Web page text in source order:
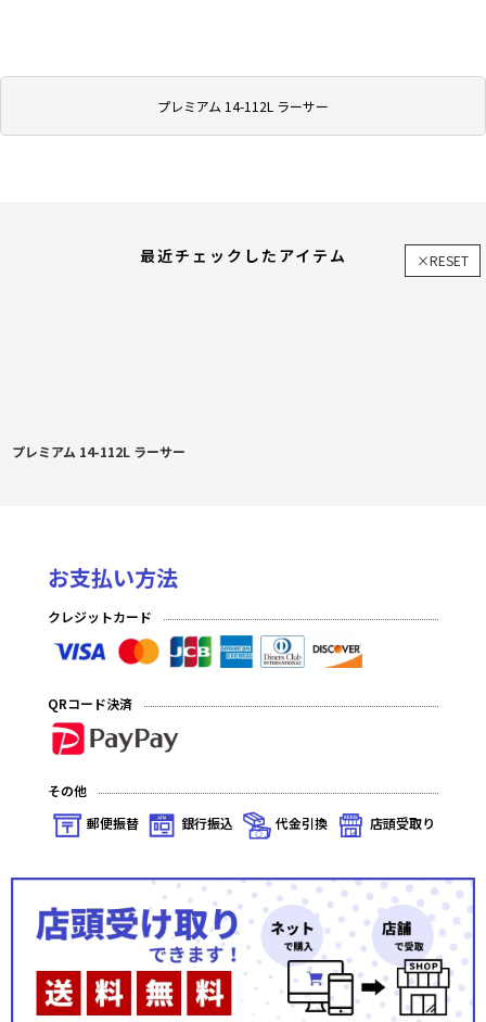
プレミアム 14-112L ラーサー
最近チェックしたアイテム ×RESET
プレミアム 14-112L ラーサー
お支払い方法
クレジットカード
QRコード決済
その他
郵便振替
銀行振込 代金引換 店頭受取り